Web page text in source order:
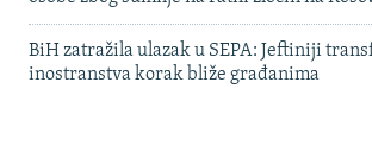
BiH zatražila ulazak u SEPA: Jeftiniji
inostranstva korak bliže građanima